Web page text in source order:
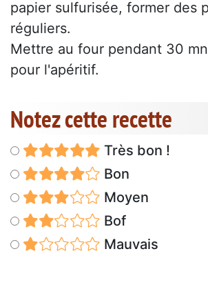
papier sulfurisée, former des
réguliers.
Mettre au four pendant 30
pour l'apéritif.
Notez cette recette
Très bon !
Bon
Moyen
Bof
Mauvais